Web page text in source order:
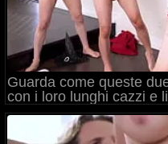
Guarda come queste
con i loro lunghi cazzi e